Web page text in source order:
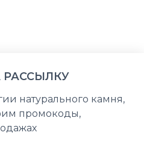
натурального камня,
промокоды,